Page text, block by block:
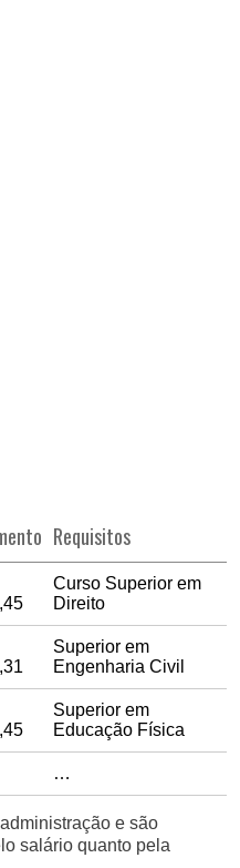
Requisitos
Curso Superior em
Direito
Superior em
Engenharia Civil
Superior em
Educação Física
…
e são
salário quanto pela